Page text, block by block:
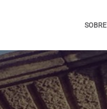
SOBRE